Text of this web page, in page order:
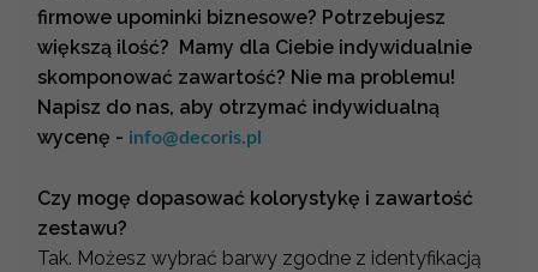
firmowe upominki biznesowe? Potrzebujesz
większą ilość? Mamy dla Ciebie indywidualnie
skomponować zawartość? Nie ma problemu!
Napisz do nas, aby otrzymać indywidualną
wycenę - info@decoris.pl
Czy mogę dopasować kolorystykę i zawartość
zestawu?
Tak. Możesz wybrać barwy zgodne z identyfikacją